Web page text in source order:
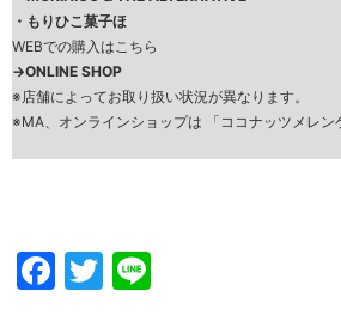
・ もりひこ菓子ほ
WEBでの購入はこちら
→ONLINE SHOP
※店舗によってお取り扱い状況が異なります。
※MA、オンラインショップは 「ココナッツメレン
Facebook
Twitter